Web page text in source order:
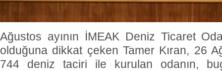
Ağustos ayının İMEAK Deniz Ticaret
olduğuna dikkat çeken Tamer Kıran, 26
744 deniz taciri ile kurulan odanın,